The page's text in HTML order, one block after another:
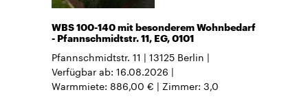
WBS 100-140 mit besonderem Wohnbedarf
- Pfannschmidtstr. 11, EG, 0101
Pfannschmidtstr. 11 13125 Berlin
Verfügbar ab 16.08.2026
Warmmiete 886,00 € Zimmer 3,0